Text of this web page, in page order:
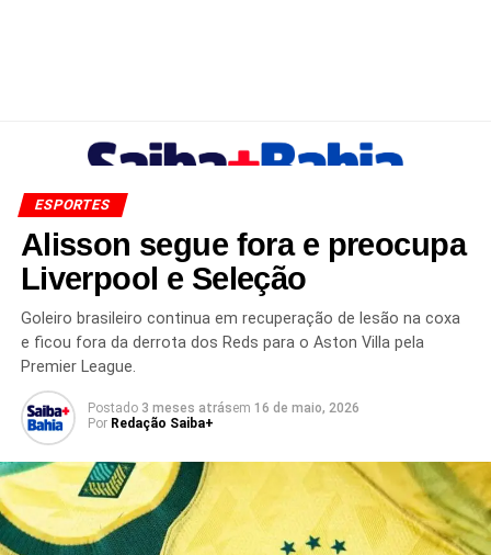
ESPORTES
Alisson segue fora e preocupa
Liverpool e Seleção
Goleiro brasileiro continua em recuperação de lesão na coxa
e ficou fora da derrota dos Reds para o Aston Villa pela
Premier League.
Postado 3 meses atrásem 16 de maio, 2026
Por Redação Saiba+